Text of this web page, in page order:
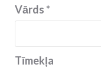
Vārds*
Tīmekļa